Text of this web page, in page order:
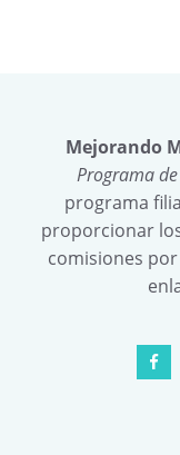
Mejorando
Programa
programa
proporcionar
comisiones